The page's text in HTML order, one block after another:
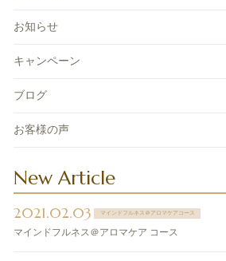
お知らせ
キャンペーン
ブログ
お客様の声
New Article
2021.02.03 マインドフルネス＠アロマケアコース
マインドフルネス＠アロマケア コース